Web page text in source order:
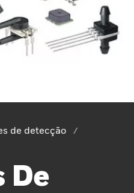
de detecção
De